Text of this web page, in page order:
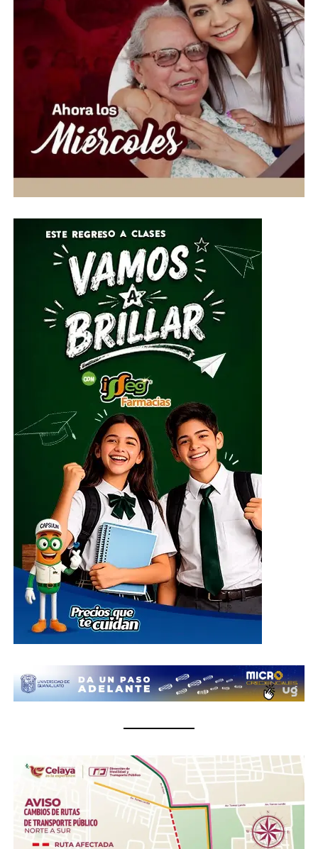
“Hoy más que nunca es momento de demostrar que la
solidaridad no conoce fronteras. Desde Guanajuato
extendemos la mano a las familias venezolanas que
enfrentan esta emergencia, convencidos de que cada
aportación puede hacer la diferencia en la vida de
quienes más lo necesitan”, expresó.
Ante esta situación de emergencia humanitaria, el
Gobierno de la Gente, a través del Voluntariado de la
Gente, habilitó centros de acopio del 1 al 10 de julio en
el Parque Guanajuato Bicentenario, las oficinas del
Por su parte, el Director General del Sistema DIF Estatal
Guanajuato, José Alfonso Borja Pimentel, explicó que se
estarán recibiendo alimentos no perecederos, artículos
de higiene personal, insumos de limpieza y
herramientas, mismos que serán clasificados y
embalados para su posterior entrega al Sistema
Nacional DIF, instancia encargada de coordinar el envío
del apoyo humanitario.
ADVERTISEMENT
El centro de acopio principal estará ubicado en el
Parque Guanajuato Bicentenario, localizado en la
carretera de cuota kilómetro 3.8, comunidad Los
Rodríguez, en el municipio de Silao; además de las
oficinas del Sistema DIF Estatal Guanajuato ubicadas en
Paseo de la Presa # 89-A, Zona Centro, en la ciudad de
Guanajuato; así como en las instalaciones de los 46
Sistemas DIF Municipales del estado, donde las
donaciones podrán entregarse del 1 al 10 de julio, en un
¿Qué se puede donar?
Insumos de limpieza.- Aromatizante, detergente,
cloro, desinfectantes, escobas, trapeadores,
cubetas, jergas.
Higiene personal.- Shampoo, pasta dental, jabón de